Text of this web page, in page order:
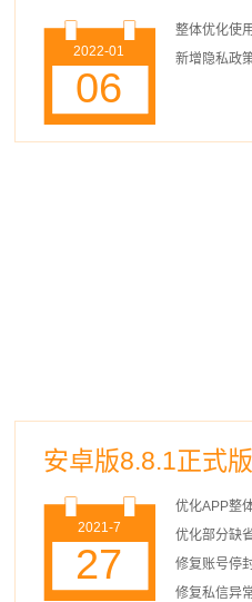
2022-01
06
整体优化使
新增隐私政
安卓版8.8.1正式
2021-7
27
优化APP整
优化部分缺
修复账号停
修复私信异